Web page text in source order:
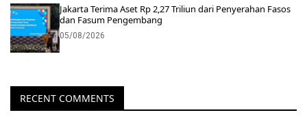
Jakarta Terima Aset Rp 2,27 Triliun dari Penyerahan Fasos
dan Fasum Pengembang
05/08/2026
RECENT COMMENTS